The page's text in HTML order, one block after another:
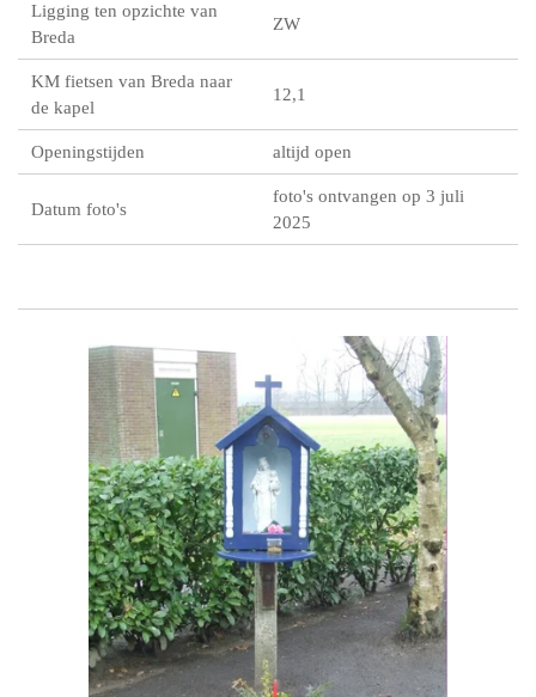
Ligging ten opzichte van
Breda
ZW
KM fietsen van Breda naar
de kapel
12,1
Openingstijden altijd open
Datum foto's
foto's ontvangen op 3 juli
2025